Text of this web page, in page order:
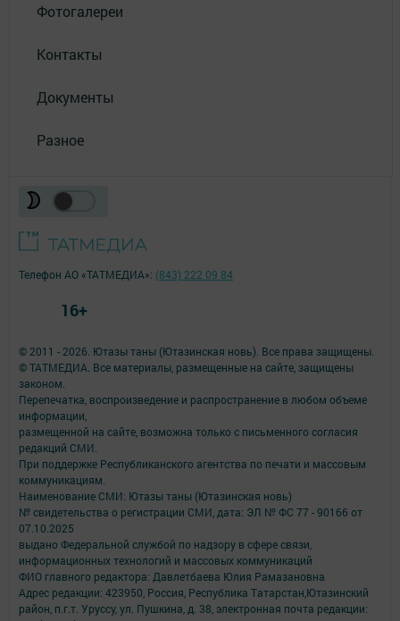
Фотогалереи
Контакты
Документы
Разное
© 2011 - 2026. Ютазы таны (Ютазинская новь). Все права защищены.
© ТАТМЕДИА. Все материалы, размещенные на сайте, защищены
законом.
Перепечатка, воспроизведение и распространение в любом объеме
информации,
размещенной на сайте, возможна только с письменного согласия
редакций СМИ.
При поддержке Республиканского агентства по печати и массовым
коммуникациям.
Наименование СМИ: Ютазы таны (Ютазинская новь)
№ свидетельства о регистрации СМИ, дата: ЭЛ № ФС 77 - 90166 от
07.10.2025
выдано Федеральной службой по надзору в сфере связи,
информационных технологий и массовых коммуникаций
ФИО главного редактора: Давлетбаева Юлия Рамазановна
Адрес редакции: 423950, Россия, Республика Татарстан,Ютазинский
район, п.г.т. Уруссу, ул. Пушкина, д. 38, электронная почта редакции:
Телефон АО «ТАТМЕДИА»: (843) 222 09 84
16+